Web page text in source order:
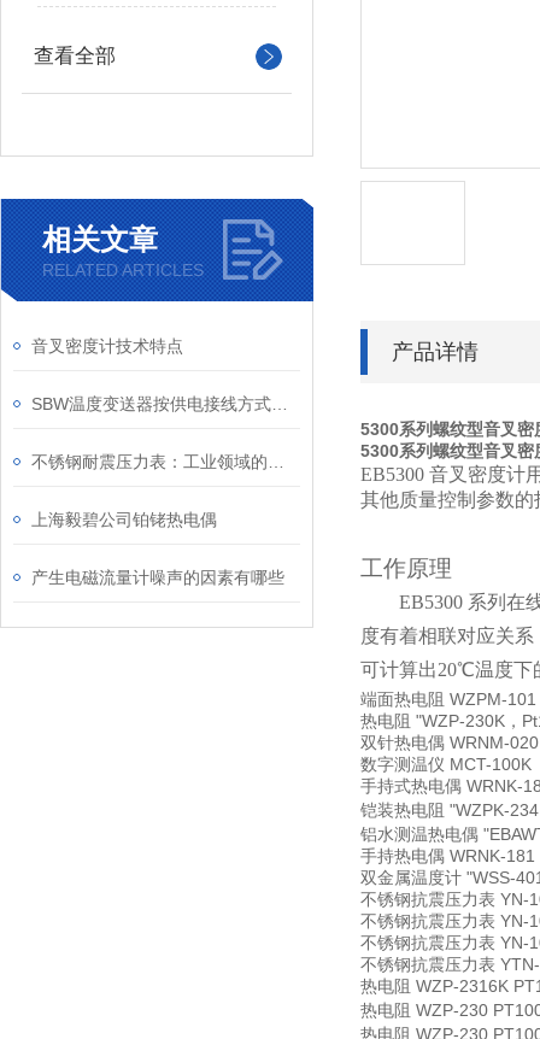
查看全部
相关文章
RELATED ARTICLES
音叉密度计技术特点
上海毅碧公司铂铑热电偶
产生电磁流量计噪声的因素有哪些
产品详情
5300系列螺纹型音叉密
5300系列螺纹型音叉密
EB5300 音叉密度计
其他质量控制参数
工作原理
EB5300 系列在
度有着相联对应关
可计算出20℃温度下
端面热电阻 WZPM-
热电阻 "WZP-230K，
双针热电偶 WRNM-020
数字测温仪 MCT-100K
手持式热电偶 WRNK-
铠装热电阻 "WZPK-
铝水测温热电偶
手持热电偶 WRNK-
双金属温度计 "WSS-
不锈钢抗震压力表 YN-
不锈钢抗震压力表 YN-
不锈钢抗震压力表 YN-
不锈钢抗震压力表
热电阻 WZP-2316K
热电阻 WZP-230
热电阻 WZP-230